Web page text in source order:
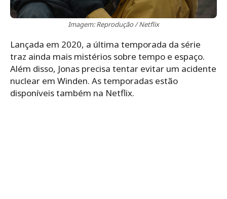
Imagem: Reprodução / Netflix
Lançada em 2020, a última temporada da série
traz ainda mais mistérios sobre tempo e espaço.
Além disso, Jonas precisa tentar evitar um acidente
nuclear em Winden. As temporadas estão
disponíveis também na Netflix.